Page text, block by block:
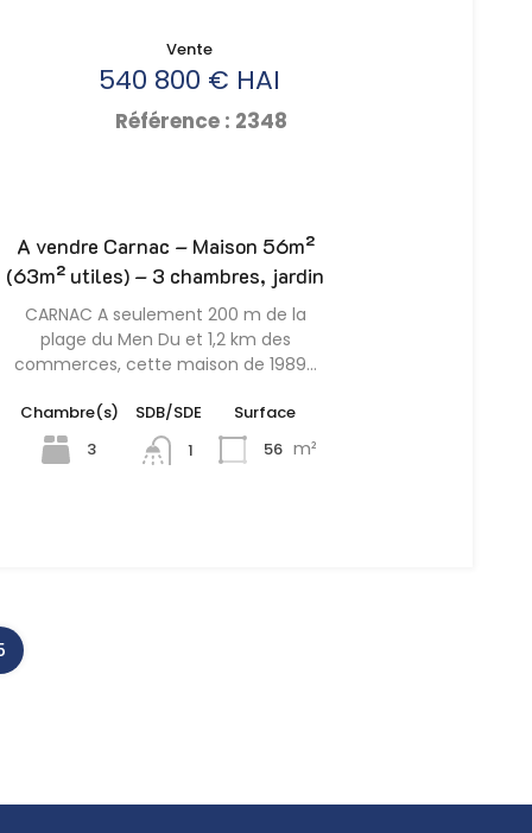
A vendre Carnac – Maison 56m²
(63m² utiles) – 3 chambres, jardin
CARNAC A seulement 200 m de la
plage du Men Du et 1,2 km des
commerces, cette maison de 1989…
Chambre(s)
3
SDB/SDE
1
Surface
56 m²
Vente
540 800 € HAI
Référence : 2348